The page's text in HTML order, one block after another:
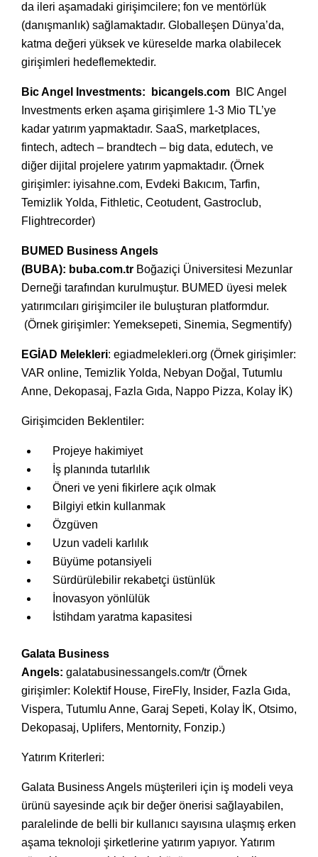
da ileri aşamadaki girişimcilere; fon ve mentörlük
(danışmanlık) sağlamaktadır. Globalleşen Dünya’da,
katma değeri yüksek ve küreselde marka olabilecek
girişimleri hedeflemektedir.
Bic Angel Investments: bicangels.com BIC Angel
Investments erken aşama girişimlere 1-3 Mio TL’ye
kadar yatırım yapmaktadır. SaaS, marketplaces,
fintech, adtech – brandtech – big data, edutech, ve
diğer dijital projelere yatırım yapmaktadır. (Örnek
girişimler: iyisahne.com, Evdeki Bakıcım, Tarfin,
Temizlik Yolda, Fithletic, Ceotudent, Gastroclub,
Flightrecorder)
BUMED Business Angels
(BUBA): buba.com.tr Boğaziçi Üniversitesi Mezunlar
Derneği tarafından kurulmuştur. BUMED üyesi melek
yatırımcıları girişimciler ile buluşturan platformdur.
(Örnek girişimler: Yemeksepeti, Sinemia, Segmentify)
EGİAD Melekleri: egiadmelekleri.org (Örnek girişimler:
VAR online, Temizlik Yolda, Nebyan Doğal, Tutumlu
Anne, Dekopasaj, Fazla Gıda, Nappo Pizza, Kolay İK)
Girişimciden Beklentiler:
Projeye hakimiyet
İş planında tutarlılık
Öneri ve yeni fikirlere açık olmak
Bilgiyi etkin kullanmak
Özgüven
Uzun vadeli karlılık
Büyüme potansiyeli
Sürdürülebilir rekabetçi üstünlük
İnovasyon yönlülük
İstihdam yaratma kapasitesi
Galata Business
Angels: galatabusinessangels.com/tr (Örnek
girişimler: Kolektif House, FireFly, Insider, Fazla Gıda,
Vispera, Tutumlu Anne, Garaj Sepeti, Kolay İK, Otsimo,
Dekopasaj, Uplifers, Mentornity, Fonzip.)
Yatırım Kriterleri:
Galata Business Angels müşterileri için iş modeli veya
ürünü sayesinde açık bir değer önerisi sağlayabilen,
paralelinde de belli bir kullanıcı sayısına ulaşmış erken
aşama teknoloji şirketlerine yatırım yapıyor. Yatırım